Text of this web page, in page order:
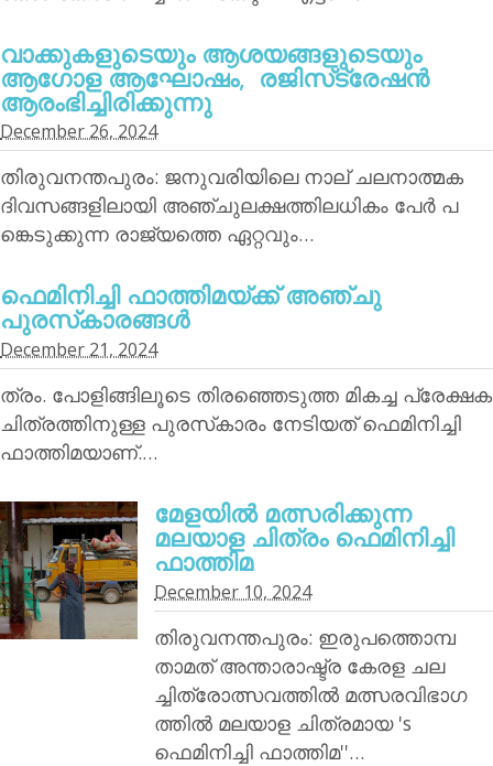
വാക്കുകളുടെയും ആശയങ്ങളുടെയും
ആഗോള ആഘോഷം, രജിസ്‌ട്രേഷന്‍
ആരംഭിച്ചിരിക്കുന്നു
December 26, 2024
തിരുവനന്തപുരം: ജനുവരിയിലെ നാല് ചലനാത്മക
ദിവസങ്ങളിലായി അഞ്ചുലക്ഷത്തിലധികം പേര്‍ പ
ങ്കെടുക്കുന്ന രാജ്യത്തെ ഏറ്റവും…
ഫെമിനിച്ചി ഫാത്തിമയ്ക്ക് അഞ്ചു
പുരസ്‌കാരങ്ങള്‍
December 21, 2024
ത്രം. പോളിങ്ങിലൂടെ തിരഞ്ഞെടുത്ത മികച്ച പ്രേക്ഷക
ചിത്രത്തിനുള്ള പുരസ്‌കാരം നേടിയത് ഫെമിനിച്ചി
ഫാത്തിമയാണ്.…
മേളയില്‍ മത്സരിക്കുന്ന
മലയാള ചിത്രം ഫെമിനിച്ചി
ഫാത്തിമ
December 10, 2024
തിരുവനന്തപുരം: ഇരുപത്തൊമ്പ
താമത് അന്താരാഷ്ട്ര കേരള ചല
ച്ചിത്രോത്സവത്തില്‍ മത്സരവിഭാഗ
ത്തില്‍ മലയാള ചിത്രമായ 's
ഫെമിനിച്ചി ഫാത്തിമ''…